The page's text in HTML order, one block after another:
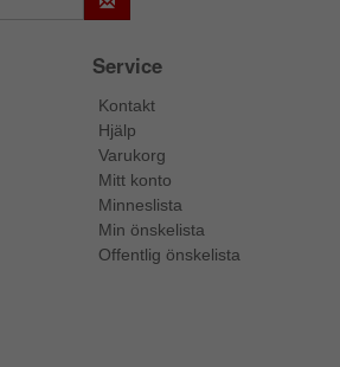
Service
Kontakt
Hjälp
Varukorg
Mitt konto
Minneslista
Min önskelista
Offentlig önskelista